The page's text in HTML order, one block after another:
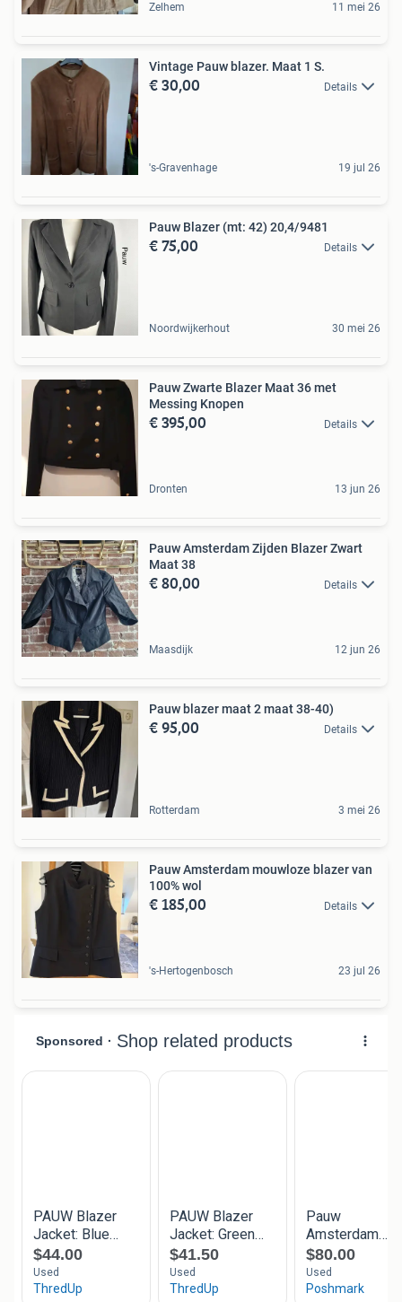
Zelhem 11 mei 26
Vintage Pauw blazer. Maat 1 S.
€ 30,00 Details
's-Gravenhage 19 jul 26
Pauw Blazer (mt: 42) 20,4/9481
€ 75,00 Details
Noordwijkerhout 30 mei 26
Pauw Zwarte Blazer Maat 36 met
Messing Knopen
€ 395,00 Details
Dronten 13 jun 26
Pauw Amsterdam Zijden Blazer Zwart
Maat 38
€ 80,00 Details
Maasdijk 12 jun 26
Pauw blazer maat 2 maat 38-40)
€ 95,00 Details
Rotterdam 3 mei 26
Pauw Amsterdam mouwloze blazer van
100% wol
€ 185,00 Details
's-Hertogenbosch 23 jul 26